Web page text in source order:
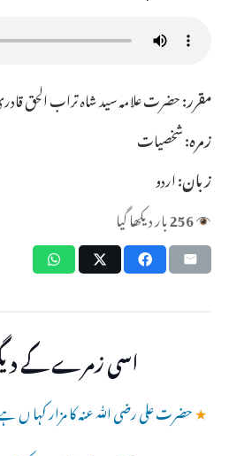
مقرر:حضرت علامہ سید شاہ تراب الحق
زمرہ:شخصیات
زبان:اردو
256بار دیکھا گیا
اسی زمرے کے
★حضرت علی رضی ﷲ عنہ کا مزار کہا ں